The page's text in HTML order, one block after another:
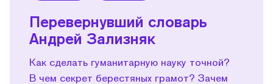
Перевернувший словарь
Андрей Зализняк
Как сделать гуманитарную науку точной?
В чем секрет берестяных грамот? Зачем